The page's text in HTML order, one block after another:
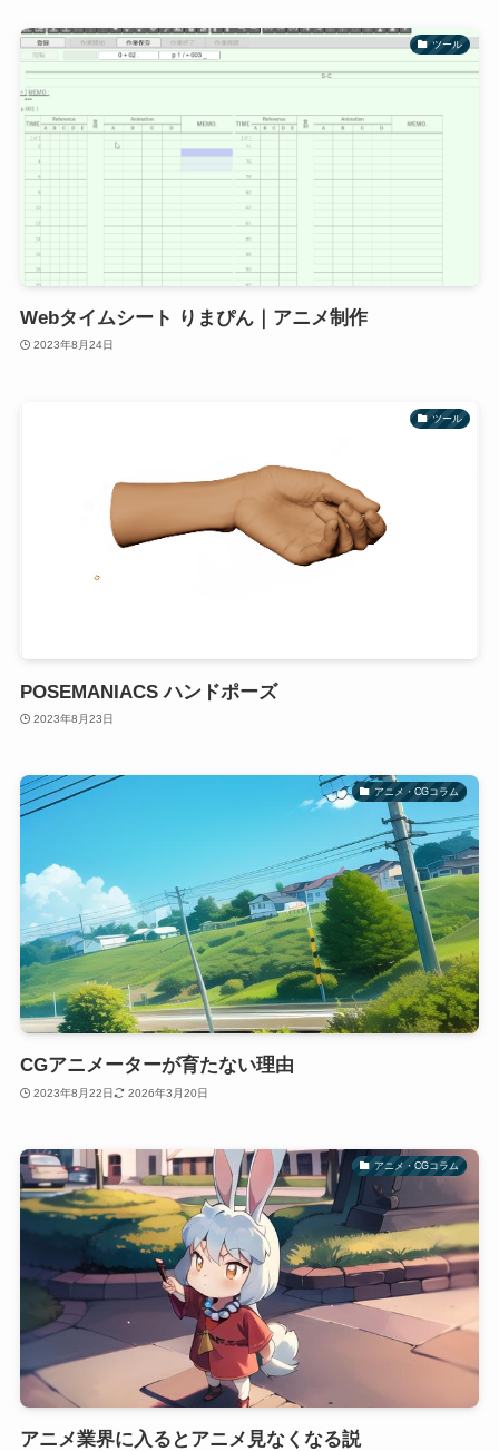
ツール
Webタイムシート りまぴん｜アニメ制作
2023年8月24日
ツール
POSEMANIACS ハンドポーズ
2023年8月23日
アニメ・CGコラム
CGアニメーターが育たない理由
2023年8月22日 2026年3月20日
アニメ・CGコラム
アニメ業界に入るとアニメ見なくなる説